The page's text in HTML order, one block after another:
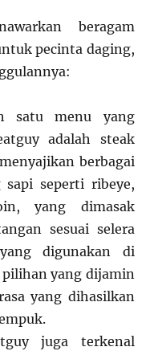
beragam
pecinta daging,
satu menu yang
adalah steak
berbagai
seperti ribeye,
yang dimasak
sesuai selera
digunakan di
pilihan yang dijamin
yang dihasilkan
juga terkenal